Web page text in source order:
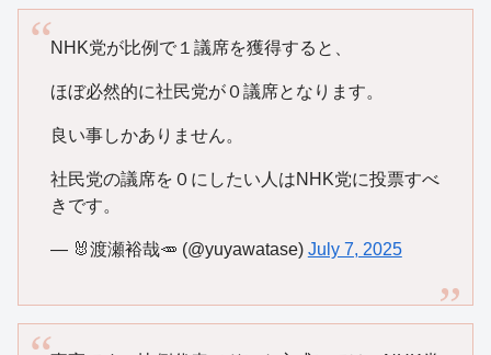
NHK党が比例で１議席を獲得すると、
ほぼ必然的に社民党が０議席となります。
良い事しかありません。
社民党の議席を０にしたい人はNHK党に投票すべ
きです。
— 🐰渡瀬裕哉🥕 (@yuyawatase) July 7, 2025